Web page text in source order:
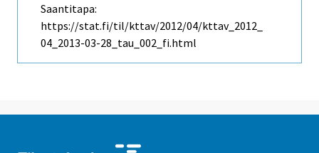
Saantitapa:
https://stat.fi/til/kttav/2012/04/kttav_2012_
04_2013-03-28_tau_002_fi.html